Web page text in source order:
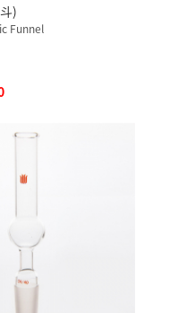
)
Funnel